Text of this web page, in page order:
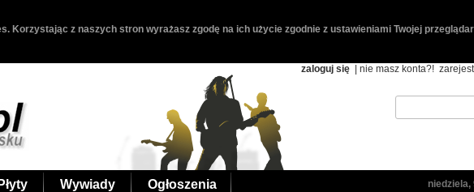
Korzystając z naszych stron wyrażasz zgodę na ich użycie zgodnie z ustawieniami Twojej
zaloguj się | nie masz konta?!
Płyty Wywiady Ogłoszenia niedziela,